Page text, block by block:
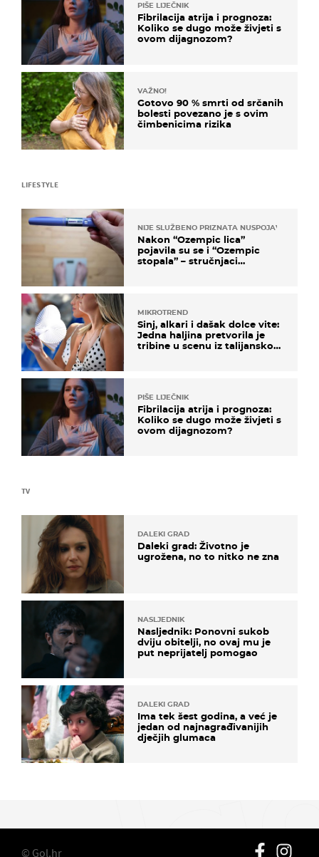
PIŠE LIJEČNIK
Fibrilacija atrija i prognoza:
Koliko se dugo može živjeti s
ovom dijagnozom?
VAŽNO!
Gotovo 90 % smrti od srčanih
bolesti povezano je s ovim
čimbenicima rizika
TV
DALEKI GRAD
Daleki grad: Životno je
ugrožena, no to nitko ne zna
NASLJEDNIK
Nasljednik: Ponovni sukob
dviju obitelji, no ovaj mu je
put neprijatelj pomogao
DALEKI GRAD
Ima tek šest godina, a već je
jedan od najnagrađivanijih
dječjih glumaca
LIFESTYLE
NIJE SLUŽBENO PRIZNATA NUSPOJAVA, ALI ...
Nakon “Ozempic lica”
pojavila su se i “Ozempic
stopala” – stručnjaci
MIKROTREND
Sinj, alkari i dašak dolce vite:
Jedna haljina pretvorila je
tribine u scenu iz talijanskog
PIŠE LIJEČNIK
Fibrilacija atrija i prognoza:
Koliko se dugo može živjeti s
ovom dijagnozom?
© Gol.hr